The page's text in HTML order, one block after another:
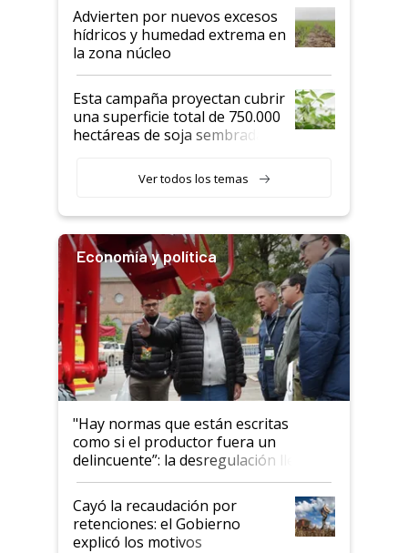
Advierten por nuevos excesos
hídricos y humedad extrema en
la zona núcleo
Esta campaña proyectan cubrir
una superficie total de 750.000
hectáreas de soja sembradas
variedades que marcan un
salto tecnológico en genética y
Ver todos los temas
Economía y política
"Hay normas que están escritas
como si el productor fuera un
delincuente”: la desregulación llegó
al Congreso Aapresid y hasta se
habló del financiamiento al IPCVA
Cayó la recaudación por
retenciones: el Gobierno
explicó los motivos